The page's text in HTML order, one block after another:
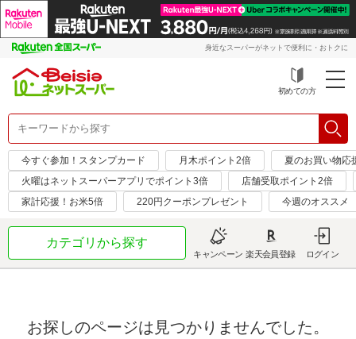
身近なスーパーがネットで便利に・おトクに
初めての方
今すぐ参加！スタンプカード 月木ポイント2倍
夏のお買い物応
火曜はネットスーパーアプリでポイント3倍
店舗受取ポイント2倍
家計応援！お米5倍
220円クーポンプレゼント 今週のオススメ
カテゴリから探す
キャンペーン 楽天会員登録 ログイン
お探しのページは見つかりませんでした。